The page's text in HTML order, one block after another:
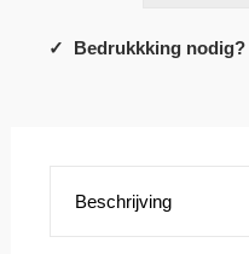
✓ Bedrukkking nodig?
Beschrijving